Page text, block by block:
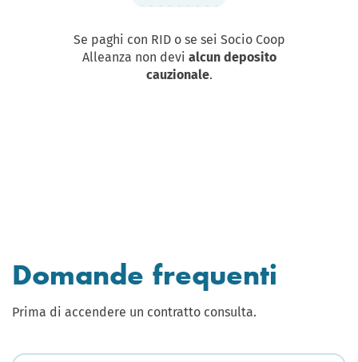
Se paghi con RID o se sei Socio Coop
Alleanza non devi alcun deposito
cauzionale.
Domande frequenti
Prima di accendere un contratto consulta.